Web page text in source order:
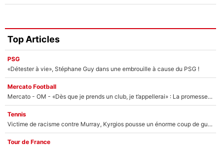
Top Articles
PSG
«Détester à vie», Stéphane Guy dans une embrouille à cause du PSG !
Mercato Football
Mercato - OM - «Dès que je prends un club, je t’appellerai» : La promesse de Marcelino au moment de claquer la porte
Tennis
Victime de racisme contre Murray, Kyrgios pousse un énorme coup de gueule !
Tour de France